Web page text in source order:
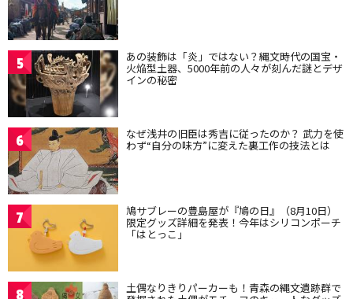
5 あの装飾は「炎」ではない？縄文時代の国宝・
火焔型土器、5000年前の人々が刻んだ謎とデザ
インの秘密
6 なぜ浅井の旧臣は秀吉に従ったのか？ 武力を使
わず“自分の味方”に変えた裏工作の技法とは
7 鳩サブレーの豊島屋が『鳩の日』（8月10日）
限定グッズ詳細を発表！今年はシリコンポーチ
「はとっこ」
8 土偶なりきりパーカーも！青森の縄文遺跡群で